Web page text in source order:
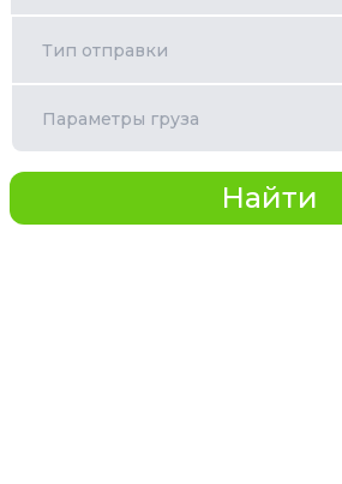
Тип отправки
Параметры груза
Найти